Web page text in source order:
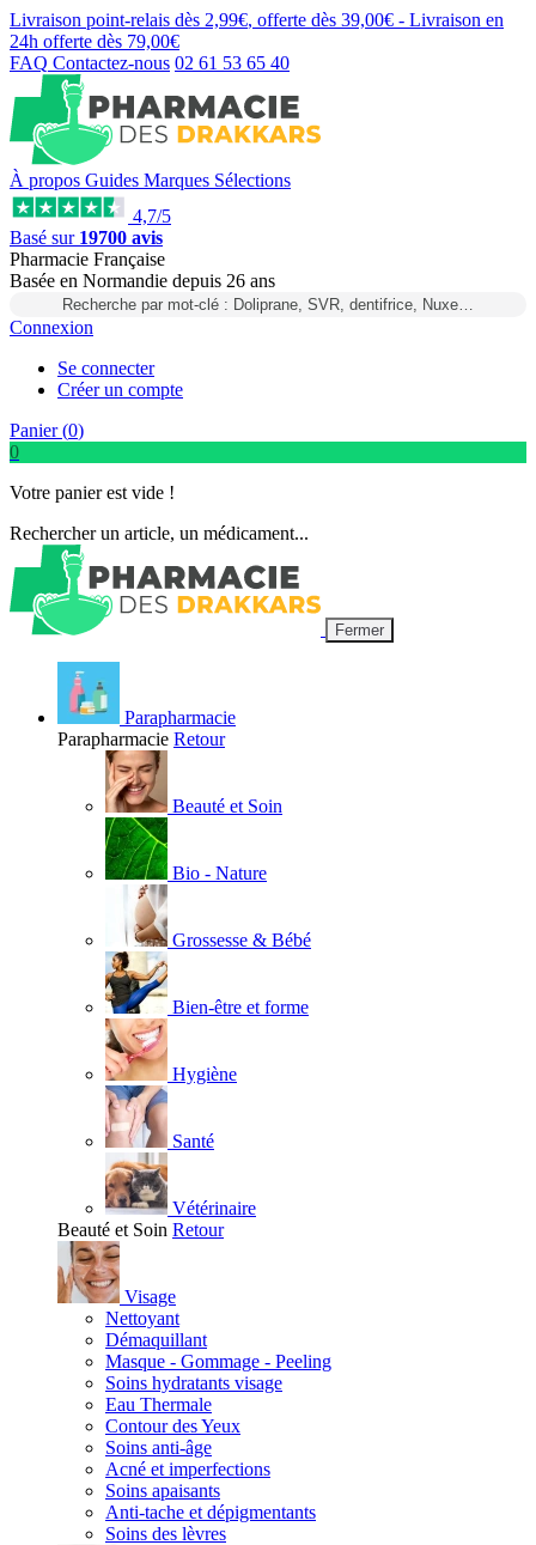
Livraison point-relais dès 2,99€, offerte dès 39,00€ - Livraison en
24h offerte dès 79,00€
FAQ Contactez-nous 02 61 53 65 40
À propos Guides Marques Sélections
4,7/5
Basé sur 19700 avis
Pharmacie Française
Basée en Normandie depuis 26 ans
Recherche par mot-clé : Doliprane, SVR, dentifrice, Nuxe…
Connexion
Se connecter
Créer un compte
Panier (0)
0
Votre panier est vide !
Rechercher un article, un médicament...
Fermer
Parapharmacie
Parapharmacie Retour
Beauté et Soin
Bio - Nature
Grossesse & Bébé
Bien-être et forme
Hygiène
Santé
Vétérinaire
Beauté et Soin Retour
Visage
Nettoyant
Démaquillant
Masque - Gommage - Peeling
Soins hydratants visage
Eau Thermale
Contour des Yeux
Soins anti-âge
Acné et imperfections
Soins apaisants
Anti-tache et dépigmentants
Soins des lèvres